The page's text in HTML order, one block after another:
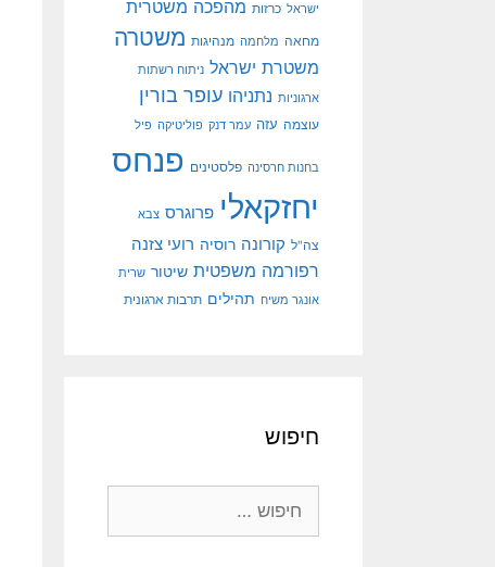
ישראל כרזות מהפכה משטרית
מחאה מלחמה מנהיגות משטרה
משטרת ישראל ניתוח רשתות
ארגוניות נתניהו עופר בורין
עוצמה עזה עמר דנק פוליטיקה פיל
בחנות חרסינה פלסטינים פנחס
יחזקאלי פרוגרס צבא
צה"ל קורונה רוסיה רועי צזנה
רפורמה משפטית שיטור שרית
אונגר משיח תהילים תרבות ארגונית
חיפוש